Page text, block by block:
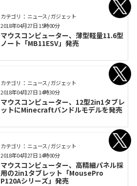
カテゴリ： ニュース / ガジェット
マウスコンピューター、薄型軽量11.6型
ノート「MB11ESV」発売
2018年04月27日 15時00分
カテゴリ： ニュース / ガジェット
マウスコンピューター、12型2in1タブレ
ットにMinecraftバンドルモデルを発売
2018年04月27日 14時30分
カテゴリ： ニュース / ガジェット
マウスコンピューター、高精細パネル採
用の2in1タブレット「MousePro
P120Aシリーズ」発売
2018年04月27日 14時00分